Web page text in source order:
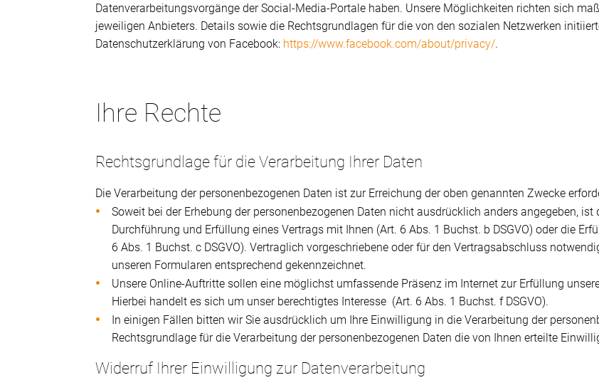
Datenverarbeitungsvorgänge der Social-Media-Portale haben. Unsere Möglichkeiten richten sich
jeweiligen Anbieters. Details sowie die Rechtsgrundlagen für die von den sozialen Netzwerken
Datenschutzerklärung von Facebook: https://www.facebook.com/about/privacy/.
Ihre Rechte
Rechtsgrundlage für die Verarbeitung Ihrer Daten
Die Verarbeitung der personenbezogenen Daten ist zur Erreichung der oben genannten Zwecke
Soweit bei der Erhebung der personenbezogenen Daten nicht ausdrücklich anders angegeben,
Durchführung und Erfüllung eines Vertrags mit Ihnen (Art. 6 Abs. 1 Buchst. b DSGVO) oder die
6 Abs. 1 Buchst. c DSGVO). Vertraglich vorgeschriebene oder für den Vertragsabschluss
unseren Formularen entsprechend gekennzeichnet.
Unsere Online-Auftritte sollen eine möglichst umfassende Präsenz im Internet zur Erfüllung
Hierbei handelt es sich um unser berechtigtes Interesse (Art. 6 Abs. 1 Buchst. f DSGVO).
In einigen Fällen bitten wir Sie ausdrücklich um Ihre Einwilligung in die Verarbeitung der
Rechtsgrundlage für die Verarbeitung der personenbezogenen Daten die von Ihnen erteilte
Widerruf Ihrer Einwilligung zur Datenverarbeitung